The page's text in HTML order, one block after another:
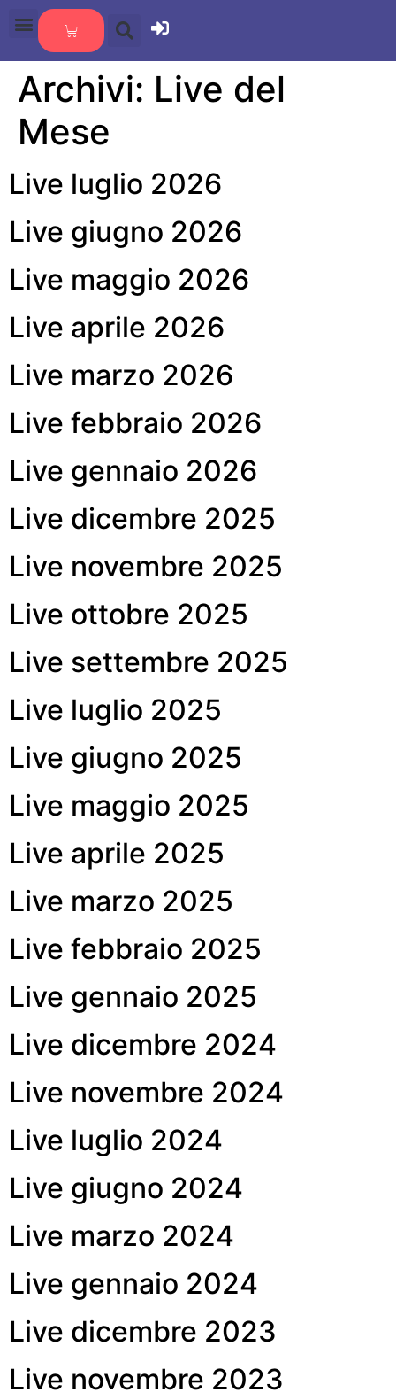
Archivi: Live del
Mese
Live luglio 2026
Live giugno 2026
Live maggio 2026
Live aprile 2026
Live marzo 2026
Live febbraio 2026
Live gennaio 2026
Live dicembre 2025
Live novembre 2025
Live ottobre 2025
Live settembre 2025
Live luglio 2025
Live giugno 2025
Live maggio 2025
Live aprile 2025
Live marzo 2025
Live febbraio 2025
Live gennaio 2025
Live dicembre 2024
Live novembre 2024
Live luglio 2024
Live giugno 2024
Live marzo 2024
Live gennaio 2024
Live dicembre 2023
Live novembre 2023